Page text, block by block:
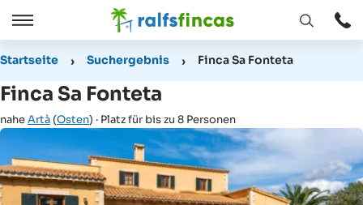
Öffnen
Schließen
Fenster
Startseite Suchergebnis Finca Sa Fonteta
Finca Sa Fonteta
naheArtà (Osten) · Platz für bis zu 8 Personen